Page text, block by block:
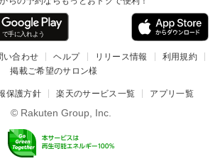
い合わせ ヘルプ リリース情報
利用規約
掲載ご希望のサロン様
保護方針 楽天のサービス一覧 アプリ一覧
© Rakuten Group, Inc.